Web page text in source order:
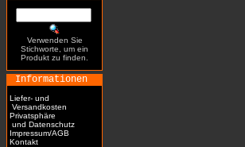
Verwenden Sie
Stichworte, um ein
Produkt zu finden.
Informationen
Liefer- und
Versandkosten
Privatsphäre
und Datenschutz
Impressum/AGB
Kontakt